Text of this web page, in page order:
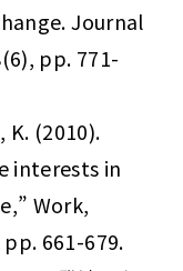
Journal
pp. 771-
K. (2010).
interests in
Work,
661-679.